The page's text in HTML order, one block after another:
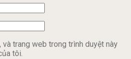
và trang web trong trình duyệt này
tôi.